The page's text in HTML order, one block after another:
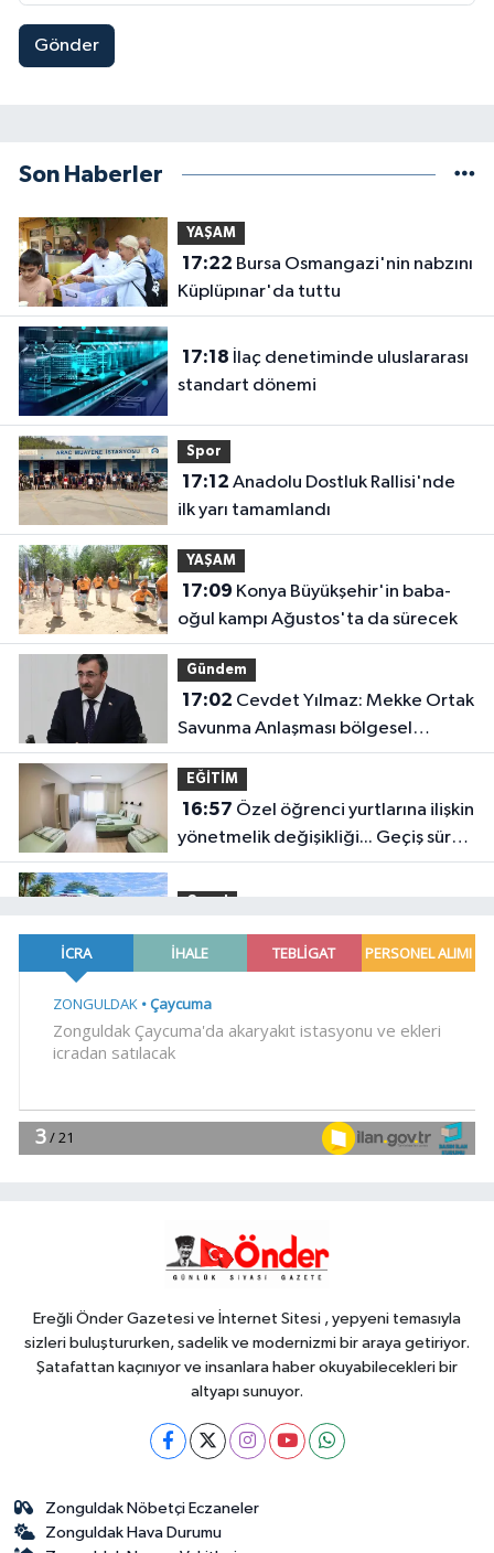
Gönder
Son Haberler
YAŞAM
17:22
Küplüpınar'da tuttu
17:18
standart dönemi
Spor
17:12
ilk yarı tamamlandı
YAŞAM
17:09
oğul kampı Ağustos'ta da sürecek
Gündem
17:02
Savunma Anlaşması bölgesel
güvenliğe katkı sağlayacak
EĞİTİM
16:57
yönetmelik değişikliği... Geçiş süresi
uzatıldı
Genel
16:55EVİNDE ÖLÜ BULUNDU!
16:53Muğla Seydikemer'de
16:48
Plajı yeni sezonda hizmete açıldı
Ereğli Önder Gazetesi ve İnternet Sitesi , yepyeni temasıyla
sizleri buluştururken, sadelik ve modernizmi bir araya getiriyor.
Şatafattan kaçınıyor ve insanlara haber okuyabilecekleri bir
altyapı sunuyor.
Zonguldak Nöbetçi Eczaneler
Zonguldak Hava Durumu